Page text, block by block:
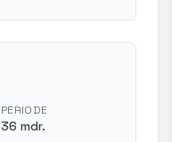
PERIODE
36 mdr.